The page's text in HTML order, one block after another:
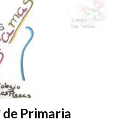
de Primaria